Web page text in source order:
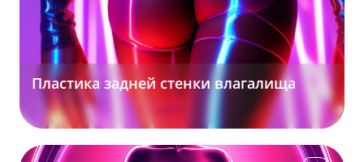
Пластика задней стенки влагалища